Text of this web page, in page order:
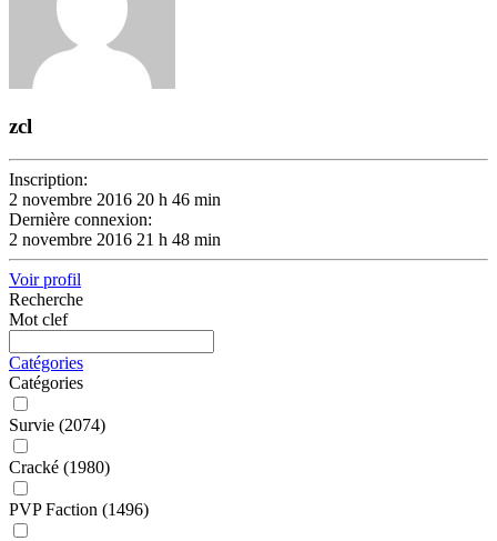
zcl
Inscription:
2 novembre 2016 20 h 46 min
Dernière connexion:
2 novembre 2016 21 h 48 min
Voir profil
Recherche
Mot clef
Catégories
Catégories
Survie (2074)
Cracké (1980)
PVP Faction (1496)